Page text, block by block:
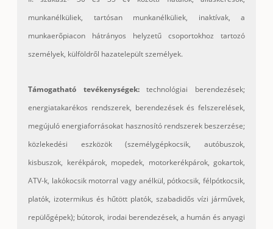
munkanélküliek, tartósan munkanélküliek, inaktívak, a
munkaerőpiacon hátrányos helyzetű csoportokhoz tartozó
személyek, külföldről hazatelepült személyek.
Támogatható tevékenységek:technológiai berendezések;
energiatakarékos rendszerek, berendezések és felszerelések,
megújuló energiaforrásokat hasznosító rendszerek beszerzése;
közlekedési eszközök (személygépkocsik, autóbuszok,
kisbuszok, kerékpárok, mopedek, motorkerékpárok, gokartok,
ATV-k, lakókocsik motorral vagy anélkül, pótkocsik, félpótkocsik,
platók, izotermikus és hűtött platók, szabadidős vízi járművek,
repülőgépek); bútorok, irodai berendezések, a humán és anyagi